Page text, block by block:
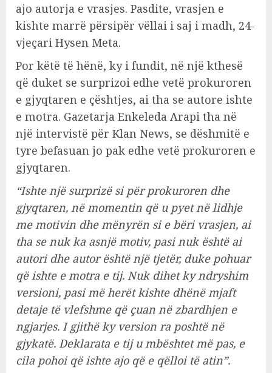
ajo autorja e vrasjes. Pasdite, vrasjen e
kishte marrë përsipër vëllai i saj i madh, 24-
vjeçari Hysen Meta.
Por këtë të hënë, ky i fundit, në një kthesë
që duket se surprizoi edhe vetë prokuroren
e gjyqtaren e çështjes, ai tha se autore ishte
e motra. Gazetarja Enkeleda Arapi tha në
një intervistë për Klan News, se dëshmitë e
tyre befasuan jo pak edhe vetë prokuroren e
gjyqtaren.
“Ishte një surprizë si për prokuroren dhe
gjyqtaren, në momentin që u pyet në lidhje
me motivin dhe mënyrën si e bëri vrasjen, ai
tha se nuk ka asnjë motiv, pasi nuk është ai
autori dhe autor është një tjetër, duke pohuar
që ishte e motra e tij. Nuk dihet ky ndryshim
versioni, pasi më herët kishte dhënë mjaft
detaje të vlefshme që çuan në zbardhjen e
ngjarjes. I gjithë ky version ra poshtë në
gjykatë. Deklarata e tij u mbështet më pas, e
cila pohoi që ishte ajo që e qëlloi të atin”.